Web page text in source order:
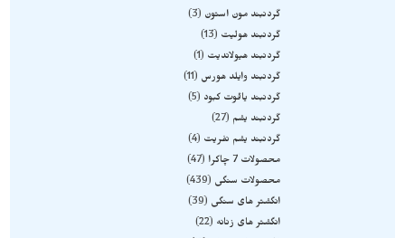
گردنبند مون استون
3
گردنبند هولیت
13
گردنبند هیولاندیت
1
گردنبند وایلد هورس
11
گردنبند یاقوت کبود
5
گردنبند یشم
27
گردنبند یشم نفریت
4
محصولات 7 چاکرا
47
محصولات سنگی
439
انگشتر های سنگی
39
انگشتر های زنانه
22